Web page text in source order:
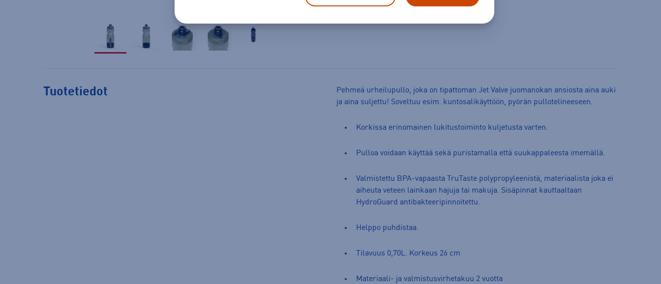
Tuotetiedot
Pehmeä urheilupullo, joka on tipattoman Jet Valve juomanokan ansiosta aina auki
ja aina suljettu! Soveltuu esim. kuntosalikäyttöön, pyörän pullotelineeseen.
Korkissa erinomainen lukitustoiminto kuljetusta varten.
Pulloa voidaan käyttää sekä puristamalla että suukappaleesta imemällä.
Valmistettu BPA-vapaasta TruTaste polypropyleenistä, materiaalista joka ei
aiheuta veteen lainkaan hajuja tai makuja. Sisäpinnat kauttaaltaan
HydroGuard antibakteeripinnoitettu.
Helppo puhdistaa.
Tilavuus 0,70L. Korkeus 26 cm
Materiaali- ja valmistusvirhetakuu 2 vuotta